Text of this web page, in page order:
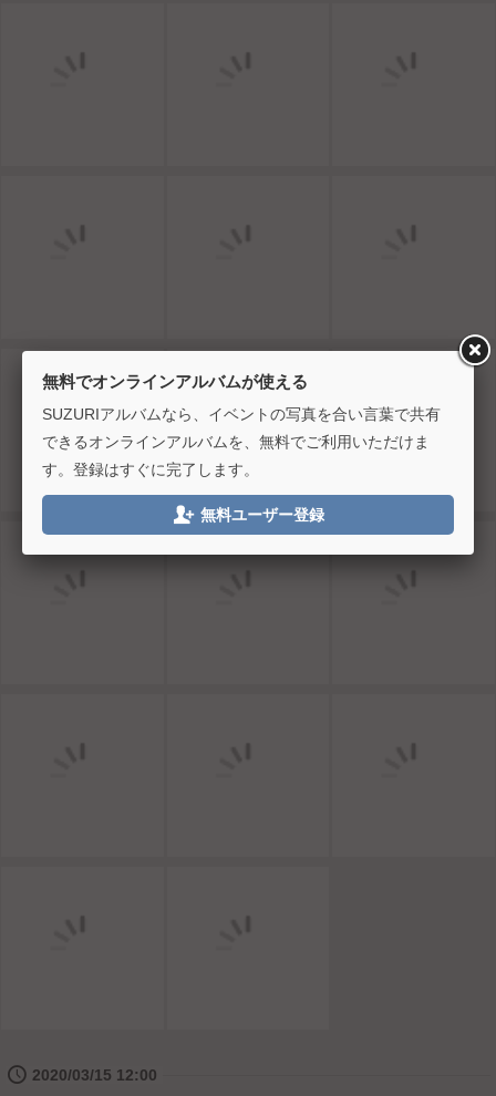
🕔 2020/03/15 12:00
無料でオンラインアルバムが使える
SUZURIアルバムなら、イベントの写真を合い言葉で共有
できるオンラインアルバムを、無料でご利用いただけま
す。登録はすぐに完了します。
 無料ユーザー登録